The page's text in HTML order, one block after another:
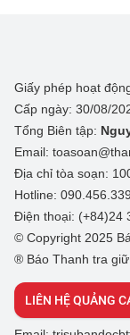
Giấy phép hoạt
Cấp ngày: 30/08/
Tổng Biên tập:
Email:
Địa chỉ tòa soạn:
Hotline:
Điện thoại: (+84)24
© Copyright 2025
® Báo Thanh tra
LIÊN HỆ QUẢNG